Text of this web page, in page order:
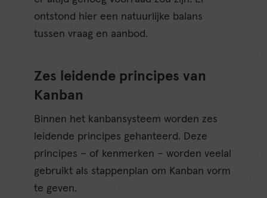
ontstond hier een natuurlijke balans
tussen vraag en aanbod.
Zes leidende principes van
Kanban
Binnen het kanbansysteem worden zes
leidende principes gehanteerd. Deze
principes – of kenmerken – worden veelal
gebruikt als stappenplan om Kanban vorm
te geven.